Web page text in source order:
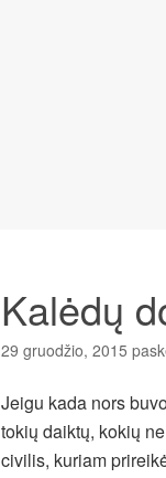
Kalėdų
29 gruodžio, 2015
Jeigu kada nors
tokių daiktų, kokių
civilis, kuriam